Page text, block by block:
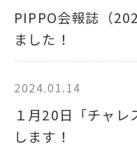
PIPPO会報誌（
ました！
2024.01.14
１月20日「チャレ
します！